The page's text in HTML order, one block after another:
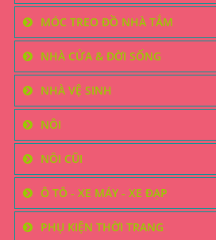
MÓC TREO ĐỒ NHÀ TẮM
NHÀ CỬA & ĐỜI SỐNG
NHÀ VỆ SINH
NÔI
NÔI CŨI
Ô TÔ - XE MÁY - XE ĐẠP
PHỤ KIỆN THỜI TRANG